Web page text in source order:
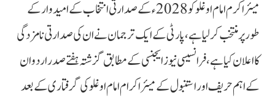
میئر اکرم امام اوغلو کو 2028ء کے صدارتی انتخاب کے امیدوار کے
طور پر منتخب کرلیا ہے، پارٹی کے ایک ترجمان نے ان کی صدارتی نامزدگی
کا اعلان کیا ہے، فرانسیسی نیوز ایجنسی کے مطابق گزشتہ ہفتے صدر اردوان
کے اہم حریف اور استنبول کے میئر اکرام امام اوغلو کی گرفتاری کے بعد